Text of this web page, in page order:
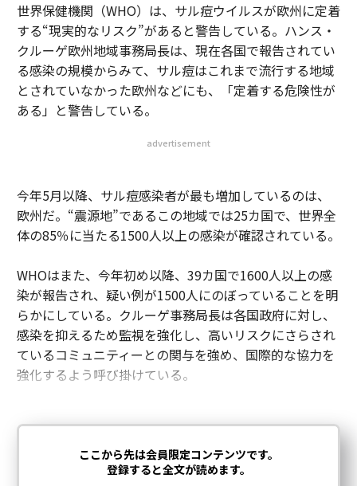
世界保健機関（WHO）は、サル痘ウイルスが欧州に定着
する“現実的なリスク”があると警告している。ハンス・
クルーゲ欧州地域事務局長は、現在各国で報告されてい
る感染の規模からみて、サル痘はこれまで流行する地域
とされていなかった欧州などにも、「定着する危険性が
ある」と警告している。
advertisement
今年5月以降、サル痘感染者が最も増加しているのは、
欧州だ。“震源地”であるこの地域では25カ国で、世界全
体の85％に当たる1500人以上の感染が確認されている。
WHOはまた、今年初め以降、39カ国で1600人以上の感
染が報告され、疑い例が1500人にのぼっていることを明
らかにしている。クルーゲ事務局長は各国政府に対し、
感染を抑えるため監視を強化し、高いリスクにさらされ
ているコミュニティーとの関与を強め、国際的な協力を
強化するよう呼び掛けている。